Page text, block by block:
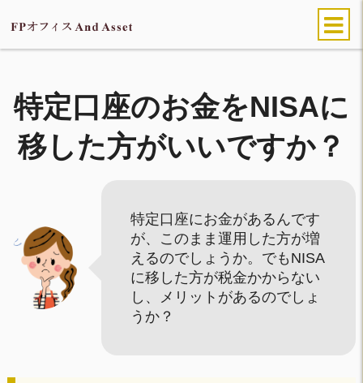
特定口座のお金をNISAに
移した方がいいですか？
特定口座にお金があるんです
が、このまま運用した方が増
えるのでしょうか。でもNISA
に移した方が税金かからない
し、メリットがあるのでしょ
うか？